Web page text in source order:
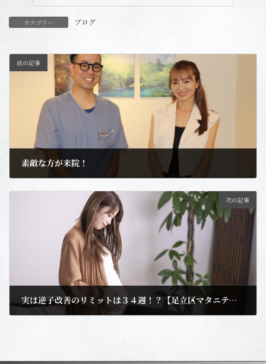
カテゴリー ブログ
前の記事
素敵な方が来院！
次の記事
実は逆子改善のリミットは３４週！？【足立区マタニティ整体専門院】